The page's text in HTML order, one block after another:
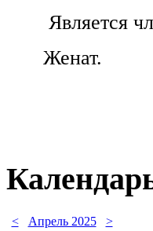
Является
Женат.
< Апрель 2025
>